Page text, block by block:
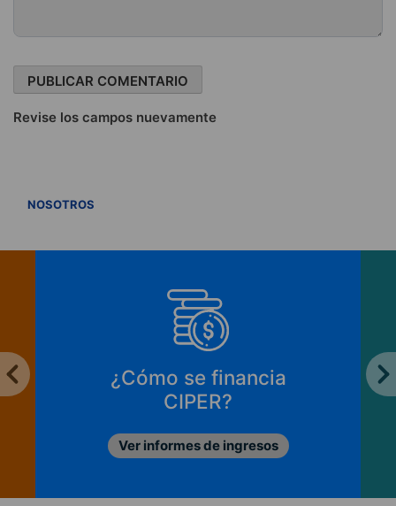
Revise los campos nuevamente
NOSOTROS
¿Cómo se financia
CIPER?
Ver informes de ingresos